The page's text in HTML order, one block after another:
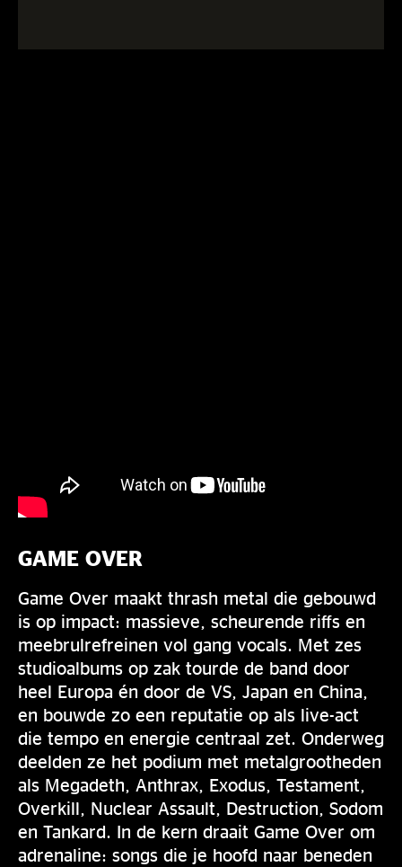
GAME OVER
Game Over maakt thrash metal die gebouwd
is op impact: massieve, scheurende riffs en
meebrulrefreinen vol gang vocals. Met zes
studioalbums op zak tourde de band door
heel Europa én door de VS, Japan en China,
en bouwde zo een reputatie op als live-act
die tempo en energie centraal zet. Onderweg
deelden ze het podium met metalgrootheden
als Megadeth, Anthrax, Exodus, Testament,
Overkill, Nuclear Assault, Destruction, Sodom
en Tankard. In de kern draait Game Over om
adrenaline: songs die je hoofd naar beneden